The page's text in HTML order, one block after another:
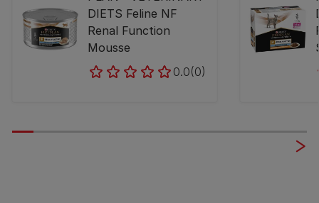
DIETS Feline NF
Renal Function
Mousse
0.0(0)